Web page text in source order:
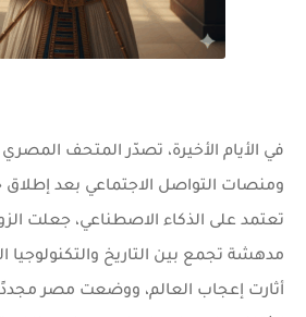
في الأيام الأخيرة، تصدّرالمتحف المصري
ومنصات التواصل الاجتماعي بعد إطلاق
تعتمد على الذكاء الاصطناعي، جعلت
مدهشة تجمع بين التاريخ والتكنولوجيا
أثارت إعجاب العالم، ووضعت مصر